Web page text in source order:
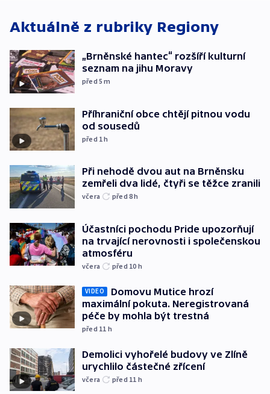
Aktuálně z rubriky Regiony
„Brněnské hantec“ rozšíří kulturní
seznam na jihu Moravy
před 5m
Příhraniční obce chtějí pitnou vodu
od sousedů
před 1h
Při nehodě dvou aut na Brněnsku
zemřeli dva lidé, čtyři se těžce zranili
včera před 8h
Účastníci pochodu Pride upozorňují
na trvající nerovnosti i společenskou
atmosféru
včera před 10 h
VIDEO
Domovu Mutice hrozí
maximální pokuta. Neregistrovaná
péče by mohla být trestná
před 11 h
Demolici vyhořelé budovy ve Zlíně
urychlilo částečné zřícení
včera před 11 h